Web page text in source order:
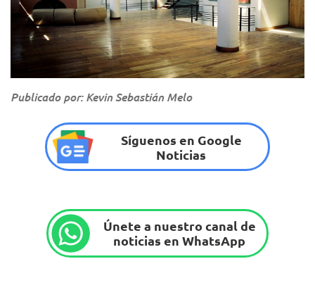
Publicado por: Kevin Sebastián Melo
Síguenos en Google
Noticias
Únete a nuestro canal de
noticias en WhatsApp